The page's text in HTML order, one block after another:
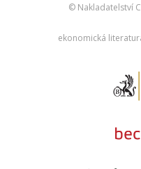
© Nakladatelství
ekonomická